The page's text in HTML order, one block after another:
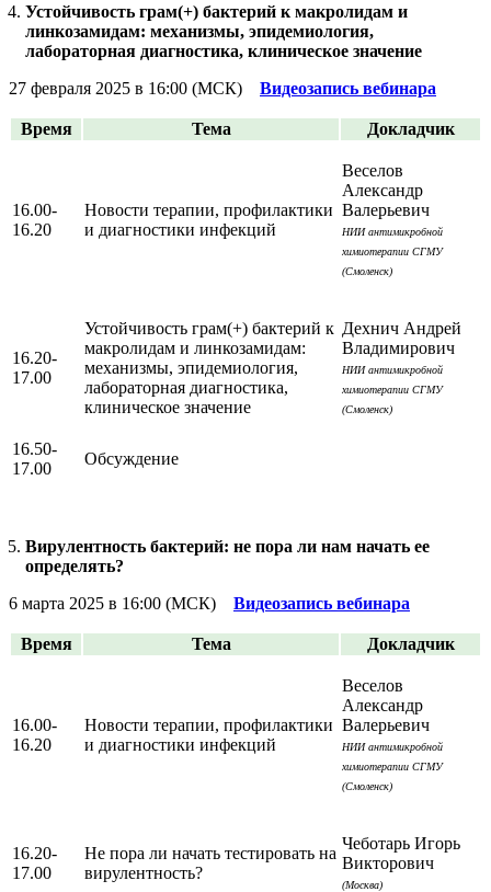
Устойчивость грам(+) бактерий к макролидам и
линкозамидам: механизмы, эпидемиология,
лабораторная диагностика, клиническое значение
27 февраля 2025 в 16:00 (МСК) Видеозапись вебинара
Время Тема Докладчик
16.00-
16.20
Новости терапии, профилактики
и диагностики инфекций
Веселов
Александр
Валерьевич
НИИ антимикробной
химиотерапии СГМУ
(Смоленск)
16.20-
17.00
Устойчивость грам(+) бактерий к
макролидам и линкозамидам:
механизмы, эпидемиология,
лабораторная диагностика,
клиническое значение
Дехнич Андрей
Владимирович
НИИ антимикробной
химиотерапии СГМУ
(Смоленск)
16.50-
17.00
Обсуждение
Вирулентность бактерий: не пора ли нам начать ее
определять?
6 марта 2025 в 16:00 (МСК) Видеозапись вебинара
Время Тема Докладчик
16.00-
16.20
Новости терапии, профилактики
и диагностики инфекций
Веселов
Александр
Валерьевич
НИИ антимикробной
химиотерапии СГМУ
(Смоленск)
16.20-
17.00
Не пора ли начать тестировать на
вирулентность?
Чеботарь Игорь
Викторович
(Москва)